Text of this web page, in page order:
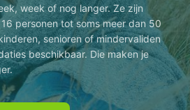
week of nog langer. Ze zijn
personen tot soms meer dan 50
senioren of mindervaliden
beschikbaar. Die maken je